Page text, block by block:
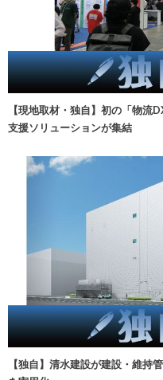
【現地取材・独自】初の「物流
支援ソリューションが集結
【独自】清水建設が建設・維持